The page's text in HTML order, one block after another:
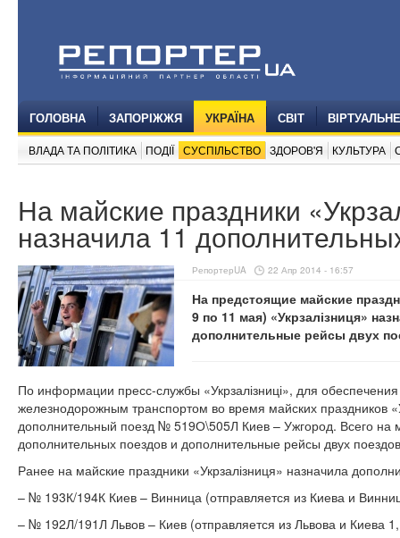
ГОЛОВНА ЗАПОРІЖЖЯ УКРАЇНА СВІТ
ВЛАДА ТА ПОЛІТИКА ПОДІЇ СУСПІЛЬСТВО ЗДОРОВ'Я КУЛЬТУРА
На майские праздники
назначила 11
РепортерUA 22 Апр 2014 - 16:57
На предстоящие майские
9 по 11 мая) «Укрзалізниця»
дополнительные рейсы двух
По информации пресс-службы «Укрзалізниці», для
железнодорожным транспортом во время майских праздников
дополнительный поезд № 519О\505Л Киев – Ужгород. Всего на
дополнительных поездов и дополнительные рейсы двух
Ранее на майские праздники «Укрзалізниця» назначила
– № 193К/194К Киев – Винница (отправляется из Киева и
– № 192Л/191Л Львов – Киев (отправляется из Львова и Киева